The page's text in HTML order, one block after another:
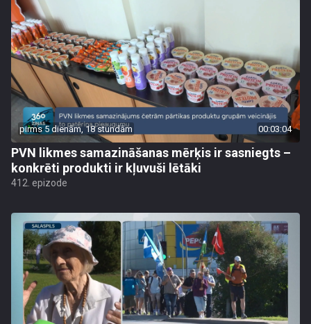
pirms 5 dienām, 18 stundām 00:03:04
PVN likmes samazināšanas mērķis ir sasniegts –
konkrēti produkti ir kļuvuši lētāki
412. epizode